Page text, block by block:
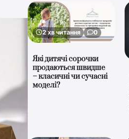
2 хв читання 0
Які дитячі сорочки
продаються швидше
– класичні чи сучасні
моделі?